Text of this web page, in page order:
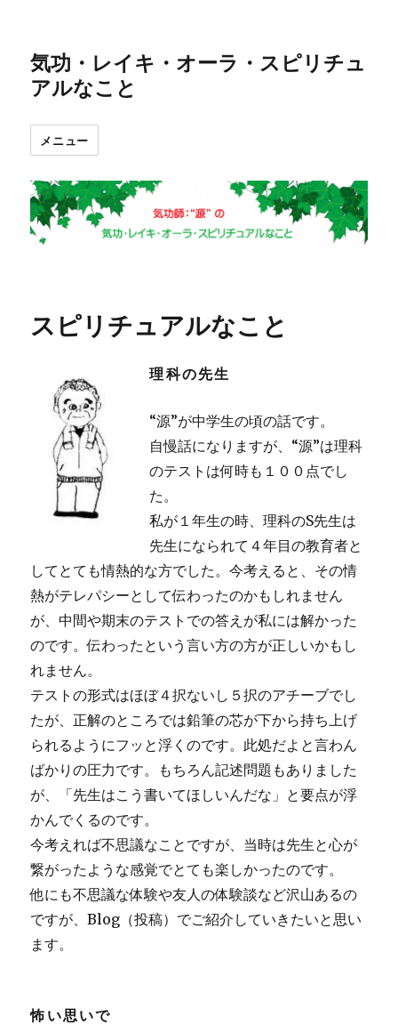
気功・レイキ・オーラ・スピリチュ
アルなこと
メニュー
スピリチュアルなこと
理科の先生
“源”が中学生の頃の話です。
自慢話になりますが、“源”は理科
のテストは何時も１００点でし
た。
私が１年生の時、理科のS先生は
先生になられて４年目の教育者と
してとても情熱的な方でした。今考えると、その情
熱がテレパシーとして伝わったのかもしれません
が、中間や期末のテストでの答えが私には解かった
のです。伝わったという言い方の方が正しいかもし
れません。
テストの形式はほぼ４択ないし５択のアチーブでし
たが、正解のところでは鉛筆の芯が下から持ち上げ
られるようにフッと浮くのです。此処だよと言わん
ばかりの圧力です。もちろん記述問題もありました
が、「先生はこう書いてほしいんだな」と要点が浮
かんでくるのです。
今考えれば不思議なことですが、当時は先生と心が
繋がったような感覚でとても楽しかったのです。
他にも不思議な体験や友人の体験談など沢山あるの
ですが、Blog（投稿）でご紹介していきたいと思い
ます。
怖い思いで